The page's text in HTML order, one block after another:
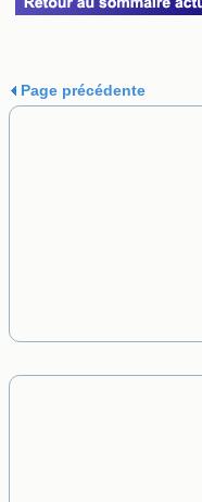
Page précédente